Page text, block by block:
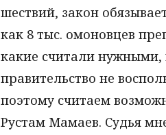
шествий, закон
как 8 тыс. омоновцев
какие считали нужными,
правительство не
поэтому считаем
Рустам Мамаев. Судья